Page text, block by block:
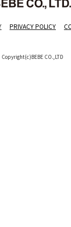
PRIVACY POLICY
Copyright(c)BEBE CO.,LTD